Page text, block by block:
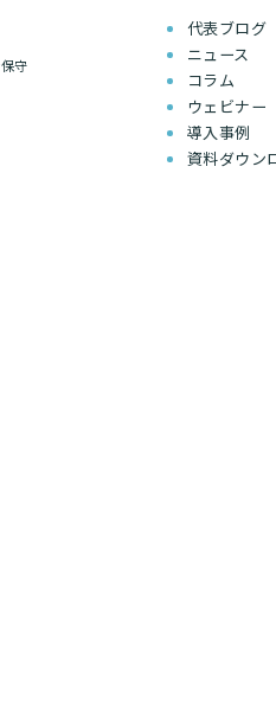
守
代表ブログ
ニュース
コラム
ウェビナー
導入事例
資料ダウン